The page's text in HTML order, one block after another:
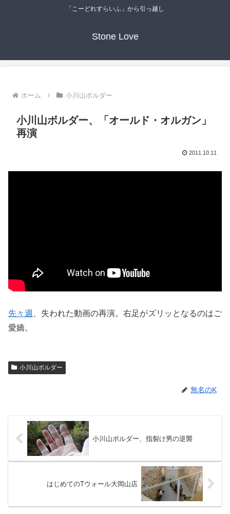
「こーどれすらいふ」から引っ越し
Stone Love
ホーム 小川山ボルダー
小川山ボルダー、「オールド・オルガン」
再演
2011.10.11
先々週
、失われた動画の再演。右足がズリッとなるのはご
愛嬌。
小川山ボルダー
無名のK
小川山ボルダー、指裂け男の逆襲
はじめてのTウォール大岡山店